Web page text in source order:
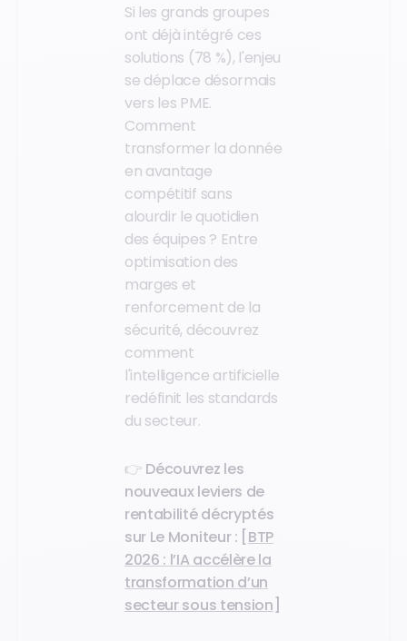
Si les grands groupes
ont déjà intégré ces
solutions (78 %), l'enjeu
se déplace désormais
vers les PME.
Comment
transformer la donnée
en avantage
compétitif sans
alourdir le quotidien
des équipes ? Entre
optimisation des
marges et
renforcement de la
sécurité, découvrez
comment
l'intelligence artificielle
redéfinit les standards
du secteur.
👉 Découvrez les
nouveaux leviers de
rentabilité décryptés
sur Le Moniteur : [BTP
2026 : l’IA accélère la
transformation d’un
secteur sous tension]